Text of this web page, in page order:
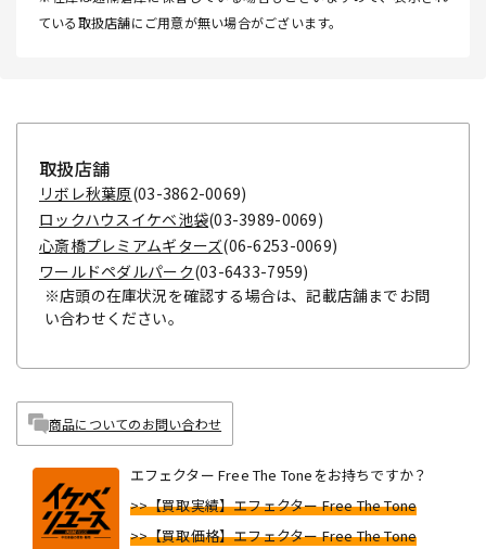
ている取扱店舗にご用意が無い場合がございます。
取扱店舗
リボレ秋葉原(03-3862-0069)
ロックハウスイケベ池袋(03-3989-0069)
心斎橋プレミアムギターズ(06-6253-0069)
ワールドペダルパーク(03-6433-7959)
※店頭の在庫状況を確認する場合は、記載店舗までお問
い合わせください。
商品についてのお問い合わせ
エフェクター Free The Toneをお持ちですか？
>>【買取実績】エフェクター Free The Tone
>>【買取価格】エフェクター Free The Tone